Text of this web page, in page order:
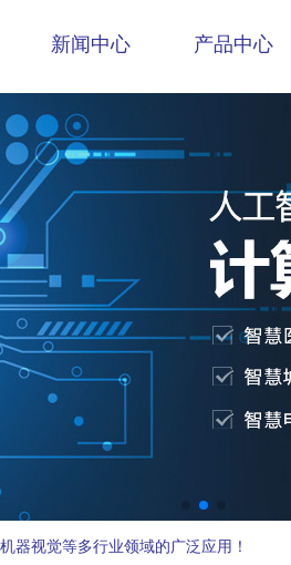
新闻中心 产品中心
器视觉等多行业领域的广泛应用！